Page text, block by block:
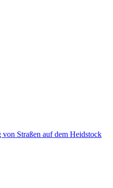
von Straßen auf dem Heidstock